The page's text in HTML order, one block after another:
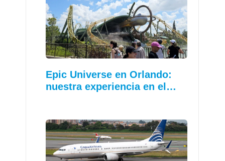
Epic Universe en Orlando:
nuestra experiencia en el…